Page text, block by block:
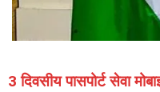
3 दिवसीय पासपोर्ट सेवा